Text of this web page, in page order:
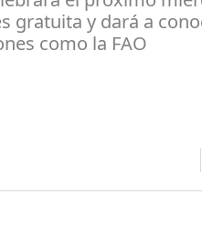
gratuita y dará a
como la FAO